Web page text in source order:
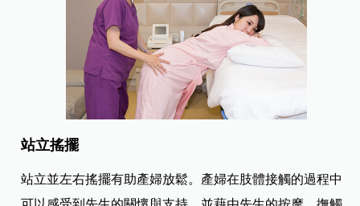
站立搖擺
站立並左右搖擺有助產婦放鬆。產婦在肢體接觸的過程中